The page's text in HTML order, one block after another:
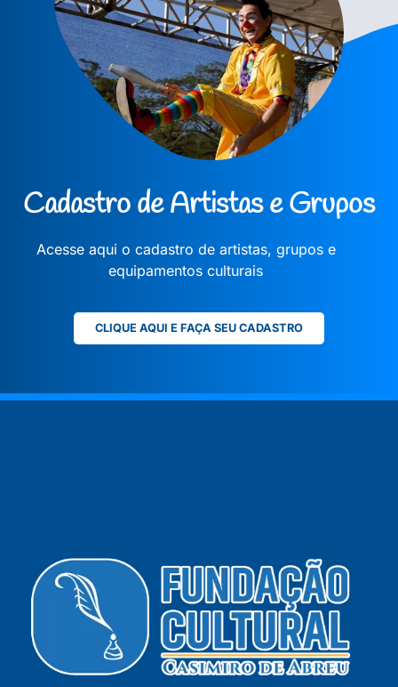
Cadastro de Artistas e Grupos
Acesse aqui o cadastro de artistas, grupos e
equipamentos culturais
CLIQUE AQUI E FAÇA SEU CADASTRO